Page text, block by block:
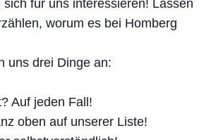
für uns interessieren! Lassen
worum es bei Homberg
uns drei Dinge an:
Auf jeden Fall!
oben auf unserer Liste!